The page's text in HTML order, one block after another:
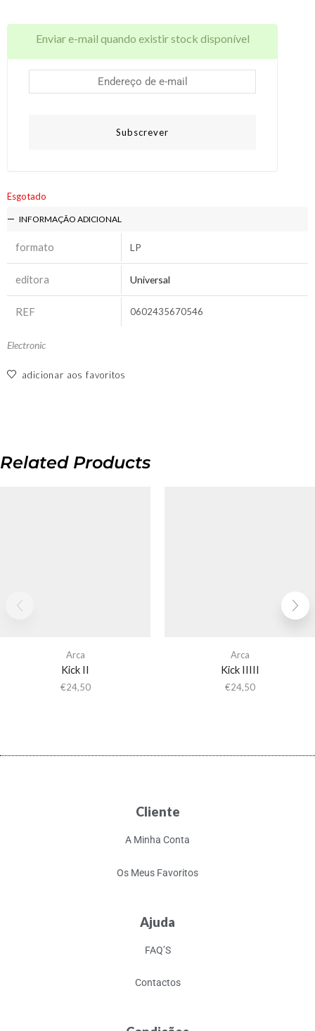
Enviar e-mail quando existir stock disponível
Subscrever
Esgotado
INFORMAÇÃO ADICIONAL
formato LP
editora Universal
REF 0602435670546
Electronic
adicionar aos favoritos
Related Products
Arca
Kick II
€24,50
Arca
Kick IIIII
€24,50
Cliente
A Minha Conta
Os Meus Favoritos
Ajuda
FAQ’S
Contactos